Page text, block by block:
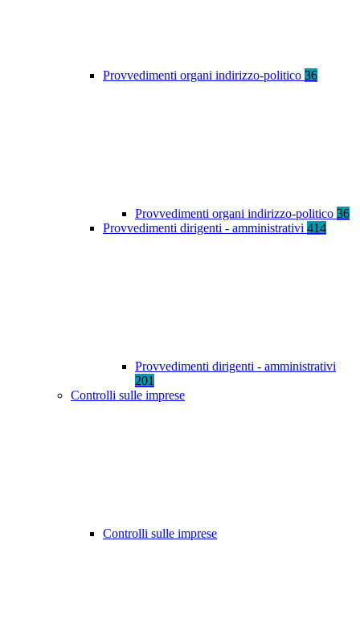
Provvedimenti organi indirizzo-politico 36
Provvedimenti organi indirizzo-politico 36
Provvedimenti dirigenti - amministrativi 414
Provvedimenti dirigenti - amministrativi
201
Controlli sulle imprese
Controlli sulle imprese